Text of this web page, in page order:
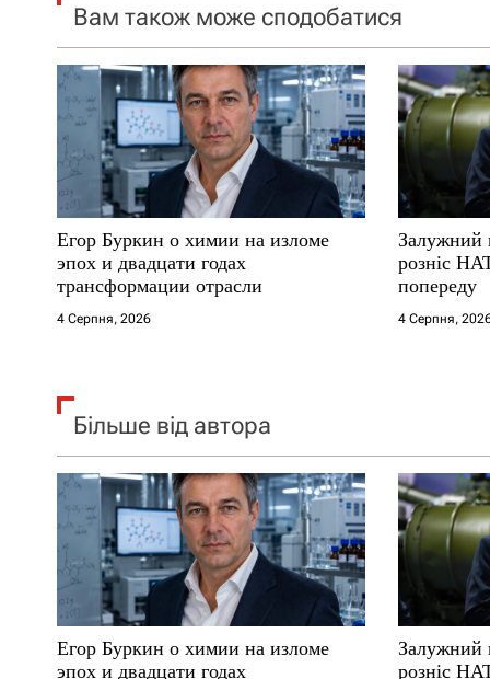
а
п
и
с
і
в
Вам також може сподобатися
Егор Буркин о химии на изломе
эпох и двадцати годах
трансформации отрасли
4 Серпня, 2026
Залужний
розніс
попереду
4 Серпня,
Більше від автора
Егор Буркин о химии на изломе
эпох и двадцати годах
Залужний
розніс